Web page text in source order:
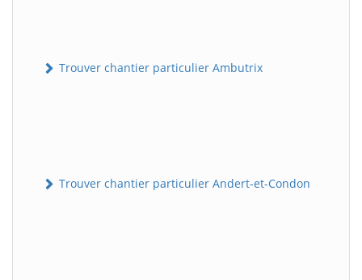
Trouver chantier particulier Ambutrix
Trouver chantier particulier Andert-et-Condon